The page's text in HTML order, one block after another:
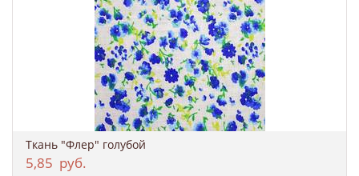
Ткань "Флер" голубой
5,85 руб.